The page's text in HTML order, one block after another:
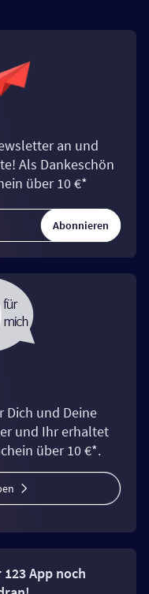
an und
Als Dankeschön
über 10 €*
Abonnieren
Dich und Deine
und Ihr erhaltet
über 10 €*.
App noch